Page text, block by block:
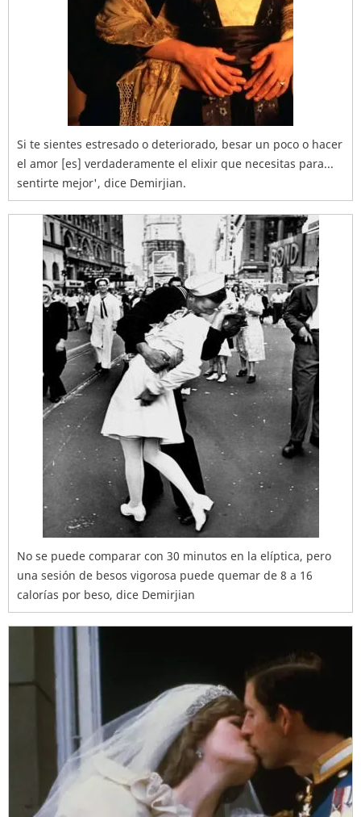
Si te sientes estresado o deteriorado, besar un poco o hacer
el amor [es] verdaderamente el elixir que necesitas para...
sentirte mejor', dice Demirjian.
No se puede comparar con 30 minutos en la elíptica, pero
una sesión de besos vigorosa puede quemar de 8 a 16
calorías por beso, dice Demirjian